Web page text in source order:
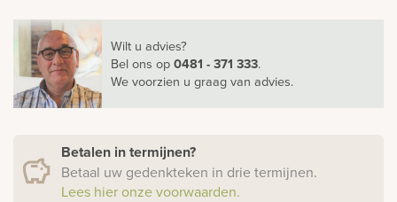
Wilt u advies?
Bel ons op0481 - 371 333.
We voorzien u graag van advies.
Betalen in termijnen?
Betaal uw gedenkteken in drie termijnen.
Lees hier onze voorwaarden.